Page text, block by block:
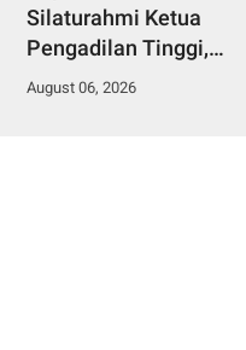
Silaturahmi Ketua
Pengadilan Tinggi,
Perkuat Sinergi
August 06, 2026